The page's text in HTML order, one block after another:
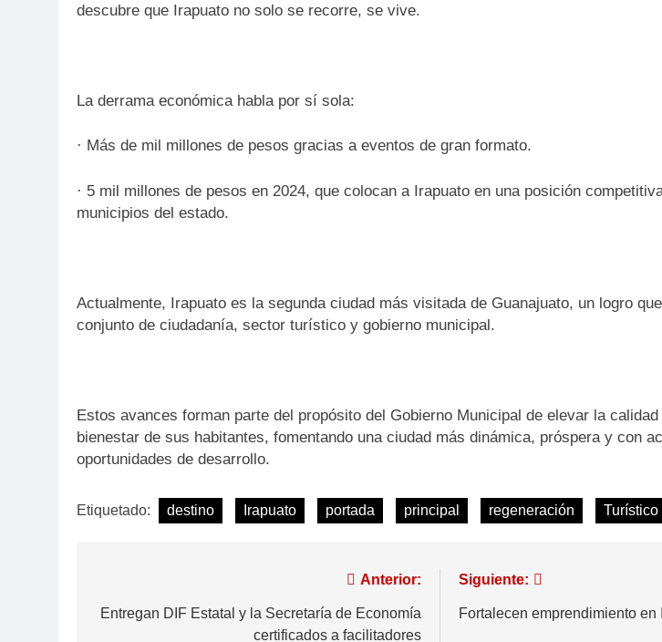
descubre que Irapuato no solo se recorre, se vive.
La derrama económica habla por sí sola:
· Más de mil millones de pesos gracias a eventos de gran formato.
· 5 mil millones de pesos en 2024, que colocan a Irapuato en una posición
municipios del estado.
Actualmente, Irapuato es la segunda ciudad más visitada de Guanajuato, un logro
conjunto de ciudadanía, sector turístico y gobierno municipal.
Estos avances forman parte del propósito del Gobierno Municipal de elevar la
bienestar de sus habitantes, fomentando una ciudad más dinámica, próspera y con
oportunidades de desarrollo.
Etiquetado: destino Irapuato portada principal regeneración Turístico
Anterior:
Entregan DIF Estatal y la Secretaría de Economía
certificados a facilitadores
Siguiente:
Fortalecen emprendimiento en